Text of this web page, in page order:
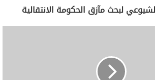
لبحث مآزق الحكومة الانتقالية